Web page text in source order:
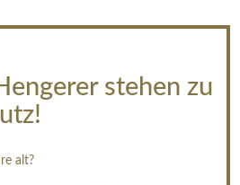
stehen zu
alt?